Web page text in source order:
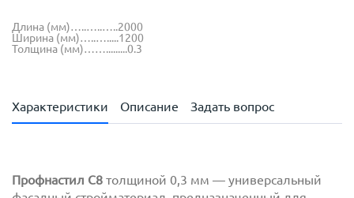
Длина (мм)…..…..…..2000
Ширина (мм)…..….....1200
Толщина (мм)…….........0.3
Характеристики Описание Задать вопрос
Профнастил С8 толщиной 0,3 мм — универсальный